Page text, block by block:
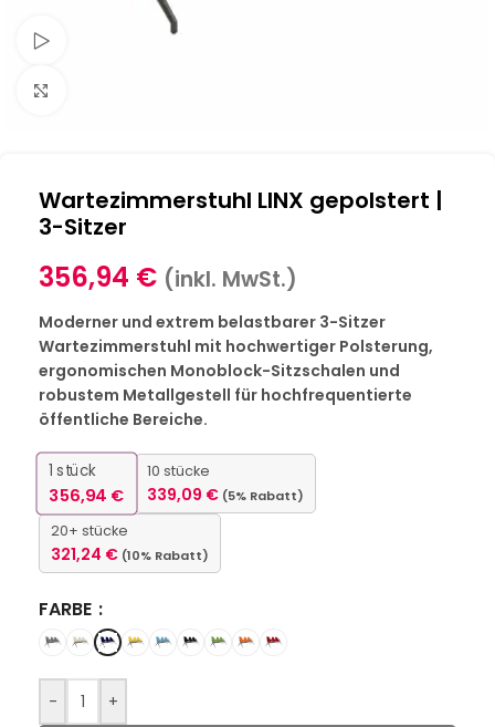
Wartezimmerstuhl LINX gepolstert |
3-Sitzer
356,94 € (inkl. MwSt.)
Moderner und extrem belastbarer 3-Sitzer
Wartezimmerstuhl mit hochwertiger Polsterung,
ergonomischen Monoblock-Sitzschalen und
robustem Metallgestell für hochfrequentierte
öffentliche Bereiche.
1 stück
356,94 €
10 stücke
339,09 € (5% Rabatt)
20+ stücke
321,24 € (10% Rabatt)
FARBE
- +